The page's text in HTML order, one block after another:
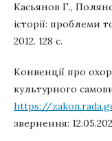
Касьянов Г.,
історії: проблеми
2012. 128 с.
Конвенції про
культурного
https://
звернення: